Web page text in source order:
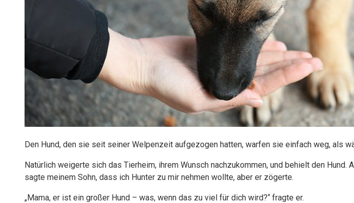
Den Hund, den sie seit seiner Welpenzeit aufgezogen hatten, warfen sie einfach weg, als
Natürlich weigerte sich das Tierheim, ihrem Wunsch nachzukommen, und behielt den
sagte meinem Sohn, dass ich Hunter zu mir nehmen wollte, aber er zögerte.
„Mama, er ist ein großer Hund – was, wenn das zu viel für dich wird?“ fragte er.